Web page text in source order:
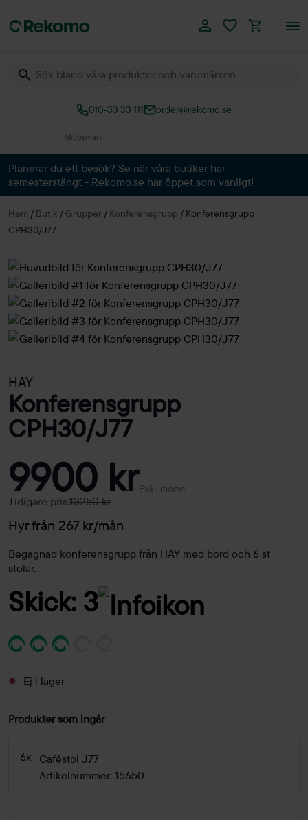
010-33 33 111 order@rekomo.se
Planerar du ett besök? Se när våra butiker har
semesterstängt - Rekomo.se har öppet som vanligt!
Hem / Butik / Grupper / Konferensgrupp / Konferensgrupp
CPH30/J77
HAY
Konferensgrupp
CPH30/J77
9900 krExkl. moms
Tidigare pris:13250 kr
Hyr från 267 kr/mån
Begagnad konferensgrupp från HAY med bord och 6 st
stolar.
Skick: 3
Ej i lager
Produkter som ingår
6x
Caféstol J77
Artikelnummer: 15650